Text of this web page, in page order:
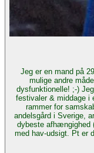
Jeg er en mand på 29, som
mulige andre
dysfunktionelle! ;-) Jeg er co-founder af et værtskabs-kollektiv, hvor en gruppe venner og jeg dyrker værtskabets mange forskellige facetter: Vi arrangerer events,
festivaler & middage i
rammer for samskabelse af
andelsgård i Sverige,
dybeste afhængighed
med hav-udsigt. Pt er det ofte på Amager Strand i